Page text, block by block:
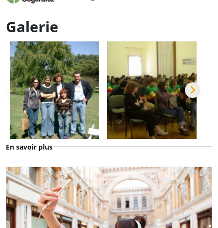
Galerie
En savoir plus